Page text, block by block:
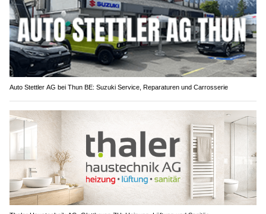
Auto Stettler AG bei Thun BE: Suzuki Service, Reparaturen und Carrosserie